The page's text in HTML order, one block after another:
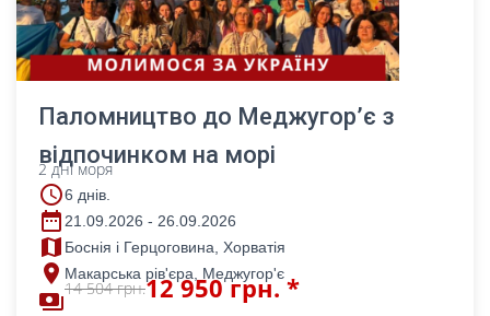
Паломництво до Меджугор’є з
відпочинком на морі
2 дні моря
access_time6 днів.
date_range 21.09.2026 - 26.09.2026
map Боснія і Герцоговина, Хорватія
place Макарська рів'єра, Меджугор'є
payments
14 504 грн.12 950 грн. *